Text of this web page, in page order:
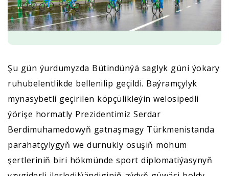
Şu gün ýurdumyzda Bütindünýä saglyk güni ýokary
ruhubelentlikde bellenilip geçildi. Baýramçylyk
mynasybetli geçirilen köpçülikleýin welosipedli
ýörişe hormatly Prezidentimiz Serdar
Berdimuhamedowyň gatnaşmagy Türkmenistanda
parahatçylygyň we durnukly ösüşiň möhüm
şertleriniň biri hökmünde sport diplomatiýasynyň